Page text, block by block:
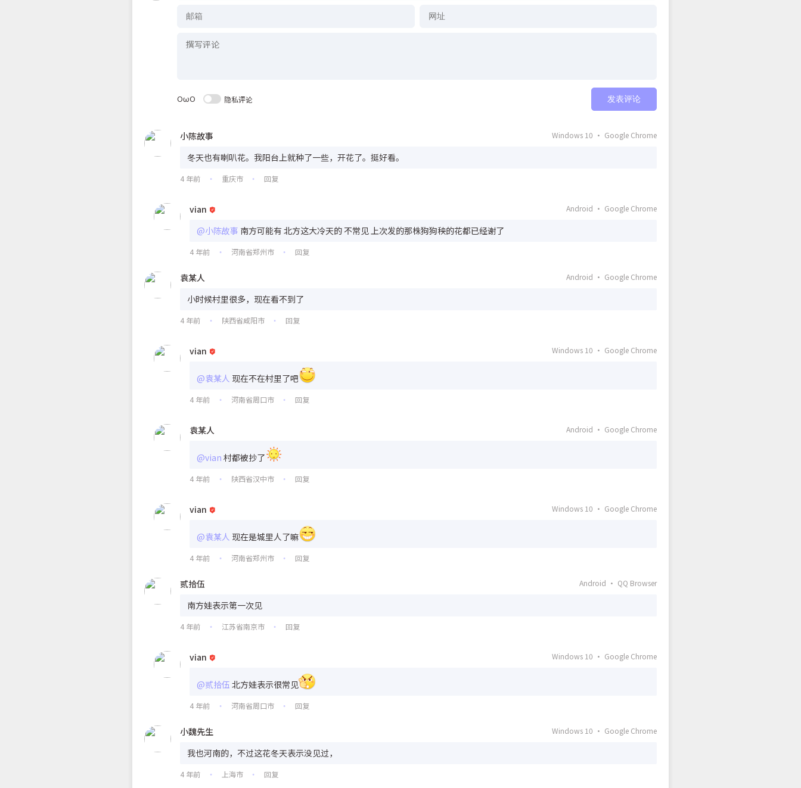
OωO 隐私评论 发表评论
小陈故事 Windows 10 · Google Chrome
冬天也有喇叭花。我阳台上就种了一些，开花了。挺好看。
4 年前 • 重庆市 • 回复
vian Android · Google Chrome
@小陈故事 南方可能有 北方这大冷天的 不常见 上次发的那株狗狗秧的花都已经谢了
4 年前 • 河南省郑州市 • 回复
袁某人 Android · Google Chrome
小时候村里很多，现在看不到了
4 年前 • 陕西省咸阳市 • 回复
vian Windows 10 · Google Chrome
@袁某人 现在不在村里了吧
4 年前 • 河南省周口市 • 回复
袁某人 Android · Google Chrome
@vian 村都被抄了
4 年前 • 陕西省汉中市 • 回复
vian Windows 10 · Google Chrome
@袁某人 现在是城里人了嘛
4 年前 • 河南省郑州市 • 回复
贰拾伍 Android · QQ Browser
南方娃表示第一次见
4 年前 • 江苏省南京市 • 回复
vian Windows 10 · Google Chrome
@贰拾伍 北方娃表示很常见
4 年前 • 河南省周口市 • 回复
小魏先生 Windows 10 · Google Chrome
我也河南的，不过这花冬天表示没见过，
4 年前 • 上海市 • 回复